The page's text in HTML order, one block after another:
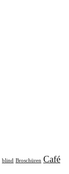
blind Broschüren Café